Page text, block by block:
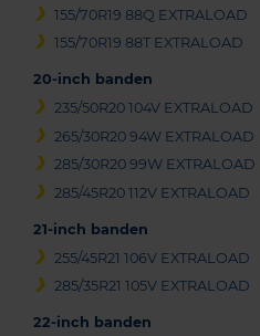
155/70R19 88Q EXTRALOAD
155/70R19 88T EXTRALOAD
20-inch banden
235/50R20 104V EXTRALOAD
265/30R20 94W EXTRALOAD
285/30R20 99W EXTRALOAD
285/45R20 112V EXTRALOAD
21-inch banden
255/45R21 106V EXTRALOAD
285/35R21 105V EXTRALOAD
22-inch banden